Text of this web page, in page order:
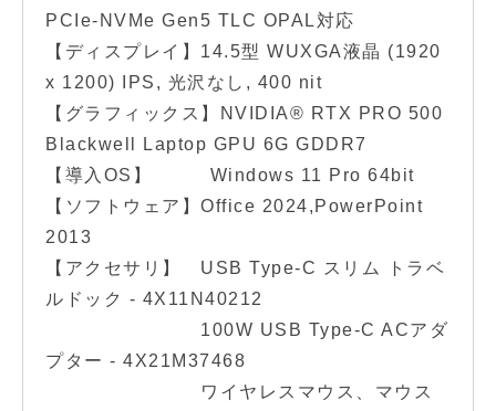
PCIe-NVMe Gen5 TLC OPAL対応
【ディスプレイ】14.5型 WUXGA液晶 (1920
x 1200) IPS, 光沢なし, 400 nit
【グラフィックス】NVIDIA® RTX PRO 500
Blackwell Laptop GPU 6G GDDR7
【導入OS】 Windows 11 Pro 64bit
【ソフトウェア】Office 2024,PowerPoint
2013
【アクセサリ】 USB Type-C スリム トラベ
ルドック - 4X11N40212
100W USB Type-C ACアダ
プター - 4X21M37468
ワイヤレスマウス、マウス